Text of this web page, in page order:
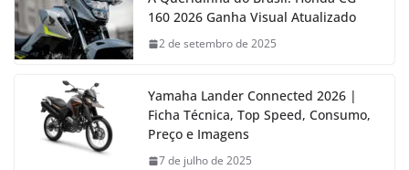
160 2026 Ganha Visual Atualizado
2 de setembro de 2025
Yamaha Lander Connected 2026 |
Ficha Técnica, Top Speed, Consumo,
Preço e Imagens
7 de julho de 2025